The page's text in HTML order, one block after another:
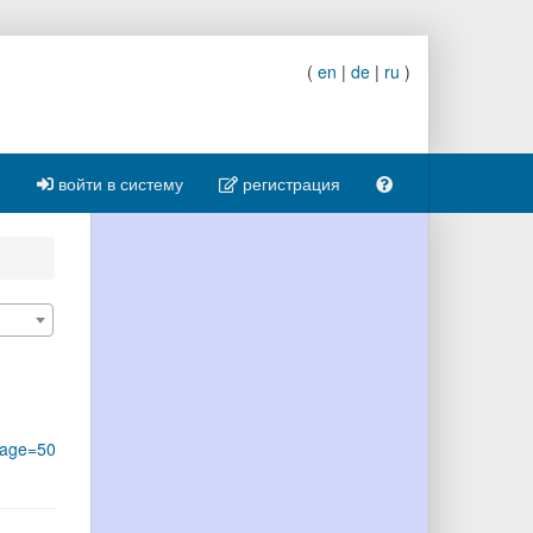
( en | de | ru )
войти в систему регистрация